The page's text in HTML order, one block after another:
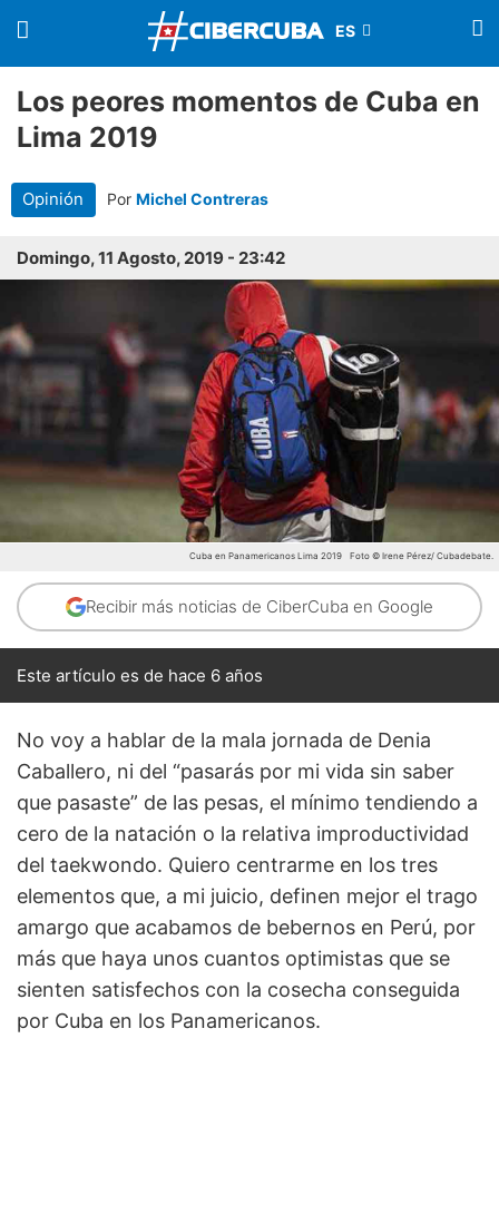
Los peores momentos de Cuba en
Lima 2019
Opinión Por Michel Contreras
Domingo, 11 Agosto, 2019 - 23:42
Cuba en Panamericanos Lima 2019 Foto © Irene Pérez/ Cubadebate.
Recibir más noticias de CiberCuba en Google
Este artículo es de hace 6 años
No voy a hablar de la mala jornada de Denia
Caballero, ni del “pasarás por mi vida sin saber
que pasaste” de las pesas, el mínimo tendiendo a
cero de la natación o la relativa improductividad
del taekwondo. Quiero centrarme en los tres
elementos que, a mi juicio, definen mejor el trago
amargo que acabamos de bebernos en Perú, por
más que haya unos cuantos optimistas que se
sienten satisfechos con la cosecha conseguida
por Cuba en los Panamericanos.